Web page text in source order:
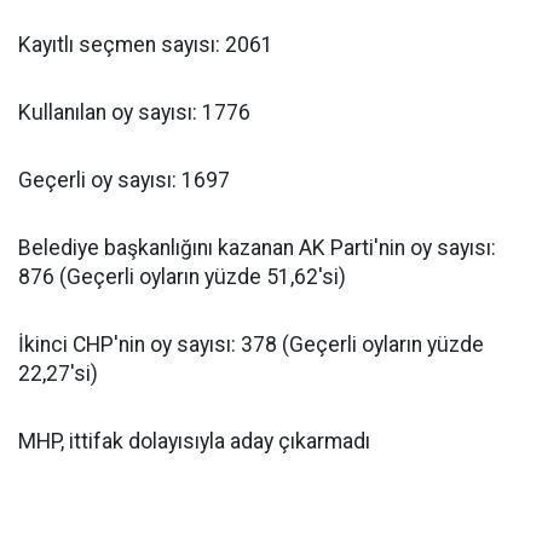
Kayıtlı seçmen sayısı: 2061
Kullanılan oy sayısı: 1776
Geçerli oy sayısı: 1697
Belediye başkanlığını kazanan AK Parti'nin oy sayısı:
876 (Geçerli oyların yüzde 51,62'si)
İkinci CHP'nin oy sayısı: 378 (Geçerli oyların yüzde
22,27'si)
MHP, ittifak dolayısıyla aday çıkarmadı